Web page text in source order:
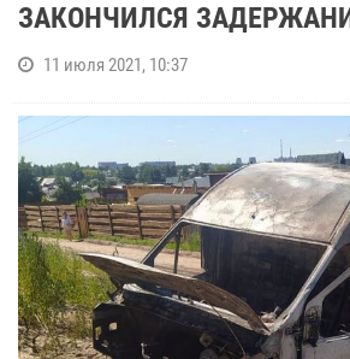
ЗАКОНЧИЛСЯ
11 июля 2021, 10:37